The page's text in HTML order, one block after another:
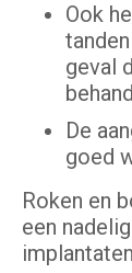
Ook
geval
De
goed
Roken en
een